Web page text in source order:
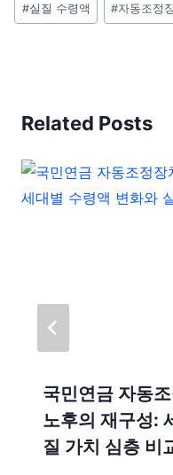
#실질 수령액 #자동조정
Related Posts
국민연금 자동
노후의 재구성:
질 가치 심층 비